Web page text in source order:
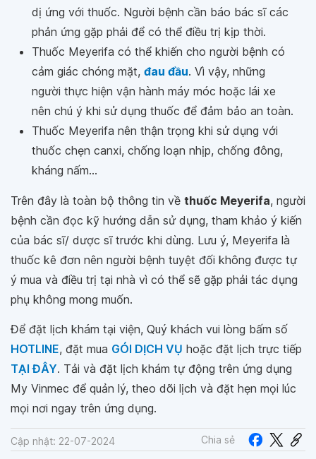
dị ứng với thuốc. Người bệnh cần báo bác sĩ các
phản ứng gặp phải để có thể điều trị kịp thời.
Thuốc Meyerifa có thể khiến cho người bệnh có
cảm giác chóng mặt, đau đầu. Vì vậy, những
người thực hiện vận hành máy móc hoặc lái xe
nên chú ý khi sử dụng thuốc để đảm bảo an toàn.
Thuốc Meyerifa nên thận trọng khi sử dụng với
thuốc chẹn canxi, chống loạn nhịp, chống đông,
kháng nấm...
Trên đây là toàn bộ thông tin về thuốc Meyerifa, người
bệnh cần đọc kỹ hướng dẫn sử dụng, tham khảo ý kiến
của bác sĩ/ dược sĩ trước khi dùng. Lưu ý, Meyerifa là
thuốc kê đơn nên người bệnh tuyệt đối không được tự
ý mua và điều trị tại nhà vì có thể sẽ gặp phải tác dụng
phụ không mong muốn.
Để đặt lịch khám tại viện, Quý khách vui lòng bấm số
HOTLINE, đặt mua GÓI DỊCH VỤ hoặc đặt lịch trực tiếp
TẠI ĐÂY. Tải và đặt lịch khám tự động trên ứng dụng
My Vinmec để quản lý, theo dõi lịch và đặt hẹn mọi lúc
mọi nơi ngay trên ứng dụng.
Cập nhật: 22-07-2024 Chia sẻ